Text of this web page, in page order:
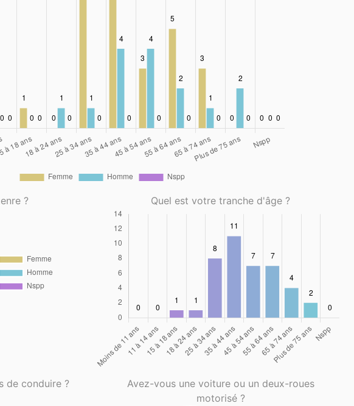
? Quel est votre tranche d'âge ?
de conduire ?
Avez-vous une voiture ou un deux-roues
motorisé ?